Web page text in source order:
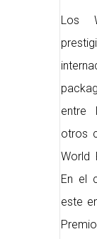
Los
entre
otros
World
En el
este